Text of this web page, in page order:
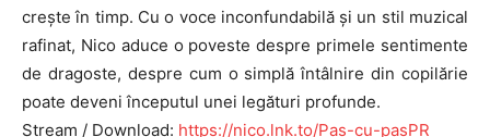
crește în timp. Cu o voce inconfundabilă și un stil muzical
rafinat, Nico aduce o poveste despre primele sentimente
de dragoste, despre cum o simplă întâlnire din copilărie
poate deveni începutul unei legături profunde.
Stream / Download: https://nico.lnk.to/Pas-cu-pasPR